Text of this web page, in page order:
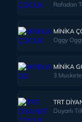
Rafadan
MİNİKA
Oggy
MİNİKA
3
TRT
Duyarlı